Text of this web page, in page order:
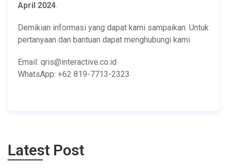
April 2024.
Demikian informasi yang dapat kami sampaikan. Untuk
pertanyaan dan bantuan dapat menghubungi kami
Email: qris@interactive.co.id
WhatsApp: +62 819-7713-2323
Latest Post